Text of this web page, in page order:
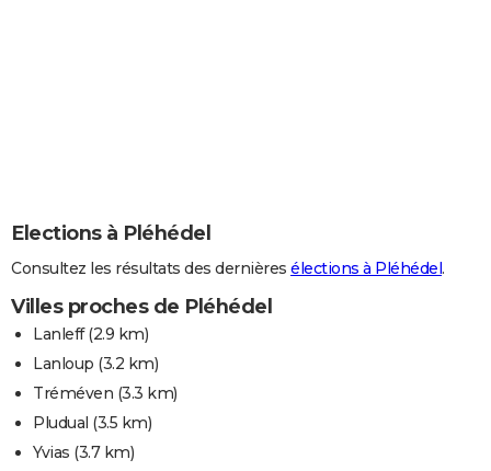
Elections à Pléhédel
Consultez les résultats des dernières élections à Pléhédel.
Villes proches de Pléhédel
Lanleff(2.9 km)
Lanloup (3.2 km)
Tréméven (3.3 km)
Pludual (3.5 km)
Yvias (3.7 km)